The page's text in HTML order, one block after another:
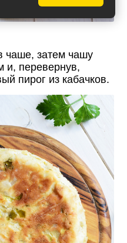
чаше, затем чашу
и, перевернув,
пирог из кабачков.